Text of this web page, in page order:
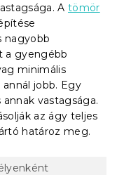
A tömör
nagyobb
a gyengébb
minimális
jobb. Egy
vastagsága.
az ágy teljes
határoz meg.